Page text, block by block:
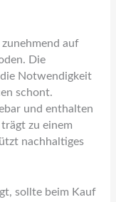
auf
Die
Notwendigkeit
schont.
und enthalten
zu einem
nachhaltiges
sollte beim Kauf